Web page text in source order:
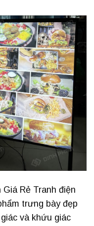
Rẻ Tranh điện
trưng bày đẹp
và khứu giác